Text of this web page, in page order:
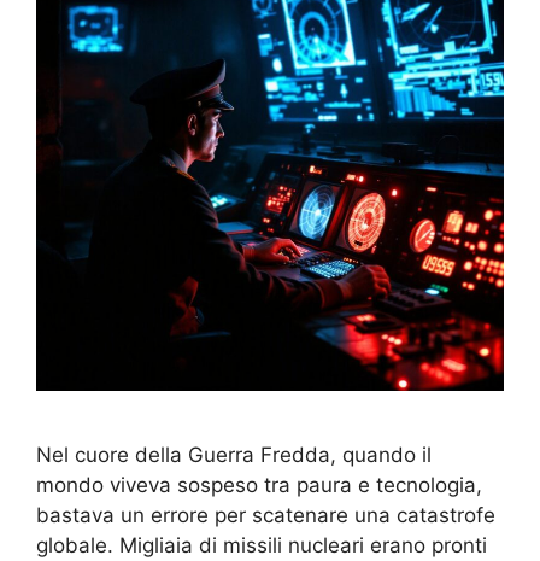
Nel cuore della Guerra Fredda, quando il
mondo viveva sospeso tra paura e tecnologia,
bastava un errore per scatenare una catastrofe
globale. Migliaia di missili nucleari erano pronti